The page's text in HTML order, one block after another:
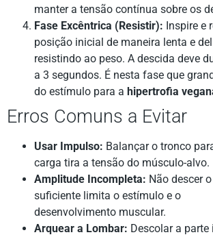
manter a tensão contínua sobre os
Fase Excêntrica (Resistir): Inspire e
posição inicial de maneira lenta e
resistindo ao peso. A descida deve
a 3 segundos. É nesta fase que
do estímulo para a hipertrofia
Erros Comuns a Evitar
Usar Impulso: Balançar o tronco
carga tira a tensão do músculo-alvo.
Amplitude Incompleta: Não descer o
suficiente limita o estímulo e o
desenvolvimento muscular.
Arquear a Lombar: Descolar a parte